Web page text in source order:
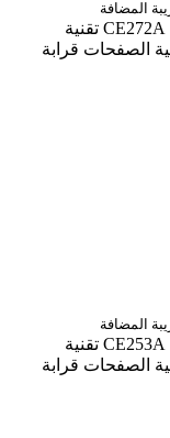
المضافة
المواصفات رقم الصنف 379968 رقم المصنع CE272A تقنية
الطباعة تقنية الليزر نوع المنتج حبر ليزر انتاجية الصفحات ‎قرابة
المضافة
المواصفات رقم الصنف 351448 رقم المصنع CE253A تقنية
الطباعة تقنية الليزر نوع المنتج حبر ليزر انتاجية الصفحات ‎قرابة